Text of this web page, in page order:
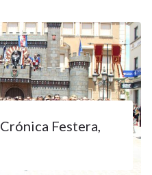
Crónica Festera,